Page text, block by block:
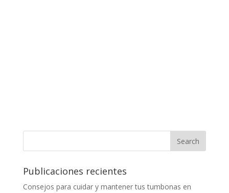
Publicaciones recientes
Consejos para cuidar y mantener tus tumbonas en